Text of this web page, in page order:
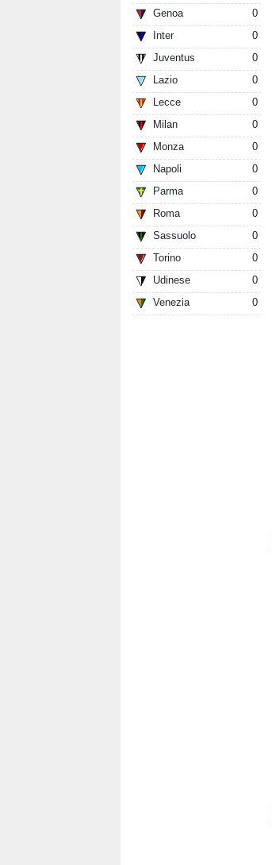
Genoa
0
Inter
0
Juventus
0
Lazio
0
Lecce
0
Milan
0
Monza
0
Napoli
0
Parma
0
Roma
0
Sassuolo
0
Torino
0
Udinese
0
Venezia
0